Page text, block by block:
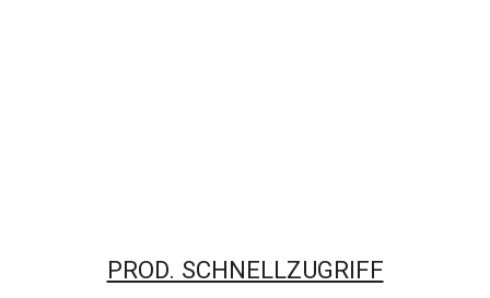
PROD. SCHNELLZUGRIFF